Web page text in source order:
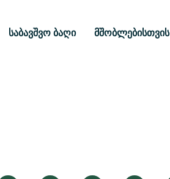
საბავშვო ბაღი მშობლებისთვის